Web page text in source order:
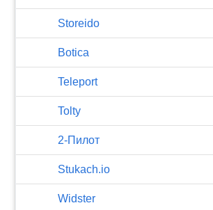
Storeido
Botica
Teleport
Tolty
2-Пилот
Stukach.io
Widster